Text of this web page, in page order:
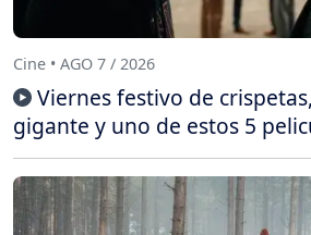
Cine • AGO 7 / 2026
Viernes festivo de
gigante y uno de estos 5